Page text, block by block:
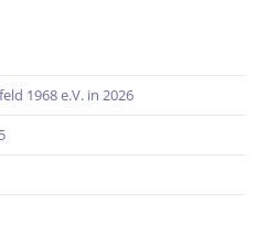
1968 e.V. in 2026